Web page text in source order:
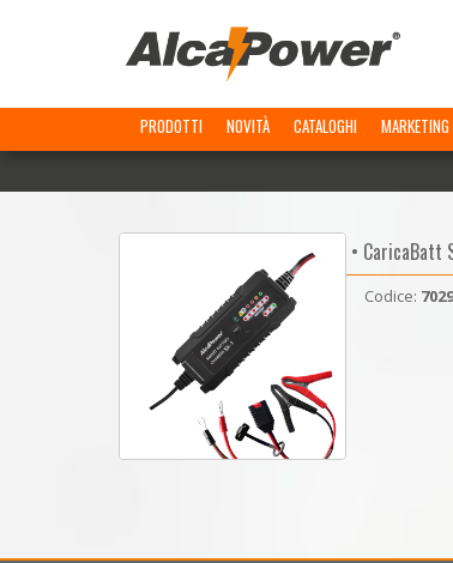
PRODOTTI NOVITÀ CATALOGHI MARKETING
• CaricaBatt
Codice: